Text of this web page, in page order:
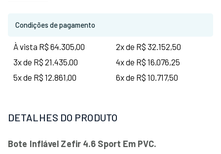
Condições de pagamento
À vista R$ 64.305,00
2x de R$ 32.152,50
3x de R$ 21.435,00
4x de R$ 16.076,25
5x de R$ 12.861,00
6x de R$ 10.717,50
DETALHES DO PRODUTO
Bote Inflável Zefir 4.6 Sport Em PVC.